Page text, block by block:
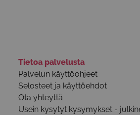
Tietoa palvelusta
Palvelun käyttöohjeet
Selosteet ja käyttöehdot
Ota yhteyttä
Usein kysytyt kysymykset -